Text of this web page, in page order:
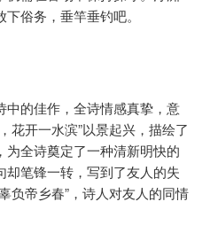
俗务，垂竿垂钓吧。
中的佳作，全诗情感真挚，意
花开一水滨”以景起兴，描绘了
全诗奠定了一种清新明快的
笔锋一转，写到了友人的失
负帝乡春”，诗人对友人的同情